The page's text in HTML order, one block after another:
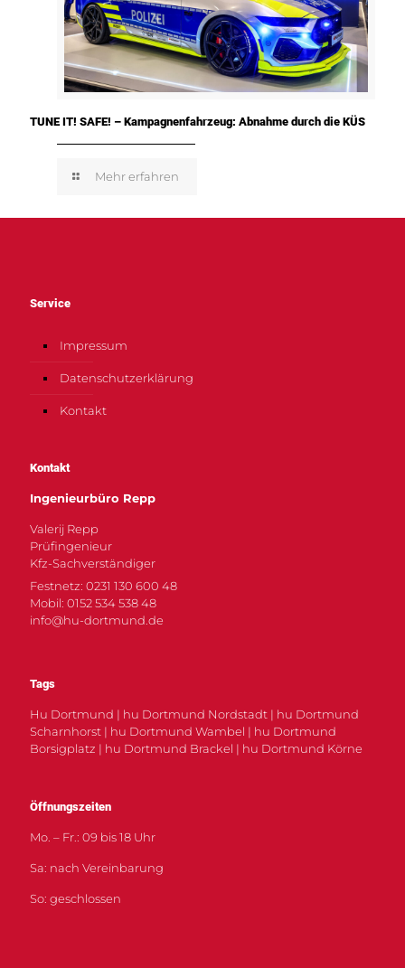
TUNE IT! SAFE! – Kampagnenfahrzeug: Abnahme durch die KÜS
Mehr erfahren
Service
Impressum
Datenschutzerklärung
Kontakt
Kontakt
Ingenieurbüro Repp
Valerij Repp
Prüfingenieur
Kfz-Sachverständiger
Festnetz: 0231 130 600 48
Mobil: 0152 534 538 48
info@hu-dortmund.de
Tags
Hu Dortmund | hu Dortmund Nordstadt | hu Dortmund
Scharnhorst | hu Dortmund Wambel | hu Dortmund
Borsigplatz | hu Dortmund Brackel | hu Dortmund Körne
Öffnungszeiten
Mo. – Fr.: 09 bis 18 Uhr
Sa: nach Vereinbarung
So: geschlossen